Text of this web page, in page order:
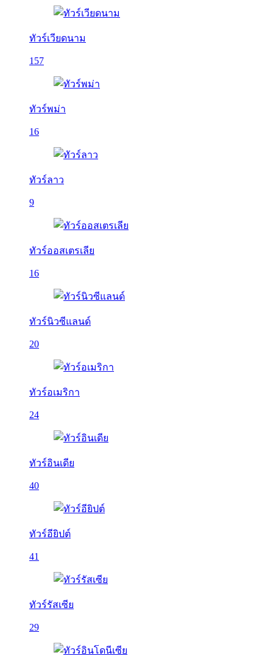
ทัวร์เวียดนาม
157
ทัวร์พม่า
16
ทัวร์ลาว
9
ทัวร์ออสเตรเลีย
16
ทัวร์นิวซีแลนด์
20
ทัวร์อเมริกา
24
ทัวร์อินเดีย
40
ทัวร์อียิปต์
41
ทัวร์รัสเซีย
29